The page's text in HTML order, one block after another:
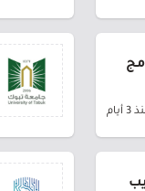
أيام